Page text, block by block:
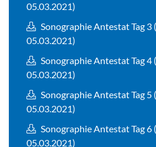
05.03.2021)
Sonographie Antestat Tag 3
05.03.2021)
Sonographie Antestat Tag 4
05.03.2021)
Sonographie Antestat Tag 5
05.03.2021)
Sonographie Antestat Tag 6
05.03.2021)